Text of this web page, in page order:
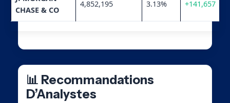
CHASE & CO
4,852,195 3.13% +141,657
📊 Recommandations
D’Analystes